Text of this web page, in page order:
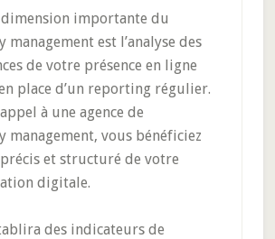
importante du
management est l’analyse des
de votre présence en ligne
place d’un reporting régulier.
à une agence de
management, vous bénéficiez
et structuré de votre
digitale.
des indicateurs de